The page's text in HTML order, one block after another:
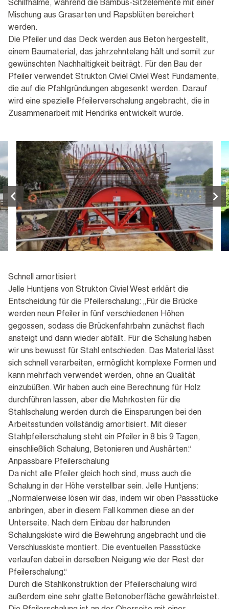
Schilfhalme, während die Bambus-Sitzelemente mit einer
Mischung aus Grasarten und Rapsblüten bereichert
werden.
Die Pfeiler und das Deck werden aus Beton hergestellt,
einem Baumaterial, das jahrzehntelang hält und somit zur
gewünschten Nachhaltigkeit beiträgt. Für den Bau der
Pfeiler verwendet Strukton Civiel Civiel West Fundamente,
die auf die Pfahlgründungen abgesenkt werden. Darauf
wird eine spezielle Pfeilerverschalung angebracht, die in
Zusammenarbeit mit Hendriks entwickelt wurde.
Schnell amortisiert
Jelle Huntjens von Strukton Civiel West erklärt die
Entscheidung für die Pfeilerschalung: „Für die Brücke
werden neun Pfeiler in fünf verschiedenen Höhen
gegossen, sodass die Brückenfahrbahn zunächst flach
ansteigt und dann wieder abfällt. Für die Schalung haben
wir uns bewusst für Stahl entschieden. Das Material lässt
sich schnell verarbeiten, ermöglicht komplexe Formen und
kann mehrfach verwendet werden, ohne an Qualität
einzubüßen. Wir haben auch eine Berechnung für Holz
durchführen lassen, aber die Mehrkosten für die
Stahlschalung werden durch die Einsparungen bei den
Arbeitsstunden vollständig amortisiert. Mit dieser
Stahlpfeilerschalung steht ein Pfeiler in 8 bis 9 Tagen,
einschließlich Schalung, Betonieren und Aushärten.“
Anpassbare Pfeilerschalung
Da nicht alle Pfeiler gleich hoch sind, muss auch die
Schalung in der Höhe verstellbar sein. Jelle Huntjens:
„Normalerweise lösen wir das, indem wir oben Passstücke
anbringen, aber in diesem Fall kommen diese an der
Unterseite. Nach dem Einbau der halbrunden
Schalungskiste wird die Bewehrung angebracht und die
Verschlusskiste montiert. Die eventuellen Passstücke
verlaufen dabei in derselben Neigung wie der Rest der
Pfeilerschalung.“
Durch die Stahlkonstruktion der Pfeilerschalung wird
außerdem eine sehr glatte Betonoberfläche gewährleistet.